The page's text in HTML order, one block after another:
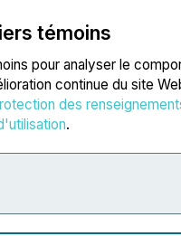
témoins
pour analyser le
continue du site
des
.
English